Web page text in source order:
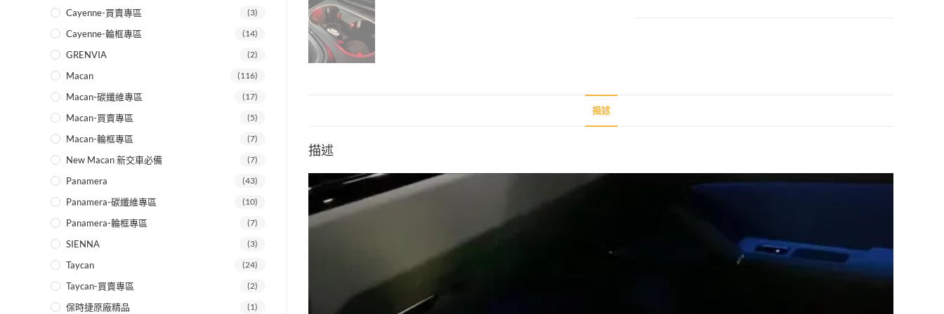
描述
描述
Cayenne-買賣專區 (3)
Cayenne-輪框專區 (14)
GRENVIA (2)
Macan (116)
Macan-碳纖維專區 (17)
Macan-買賣專區 (5)
Macan-輪框專區 (7)
New Macan 新交車必備 (7)
Panamera (43)
Panamera-碳纖維專區 (10)
Panamera-輪框專區 (7)
SIENNA (3)
Taycan (24)
Taycan-買賣專區 (2)
保時捷原廠精品 (1)